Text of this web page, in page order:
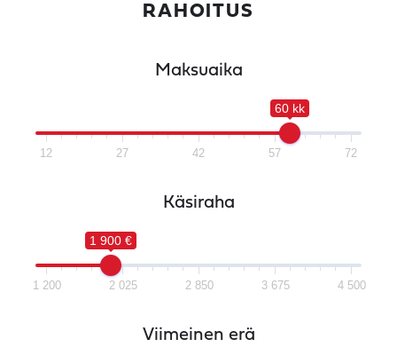
RAHOITUS
Maksuaika
60 kk
12 27 42 57 72
Käsiraha
1 900 €
1 200 2 025 2 850 3 675 4 500
Viimeinen erä